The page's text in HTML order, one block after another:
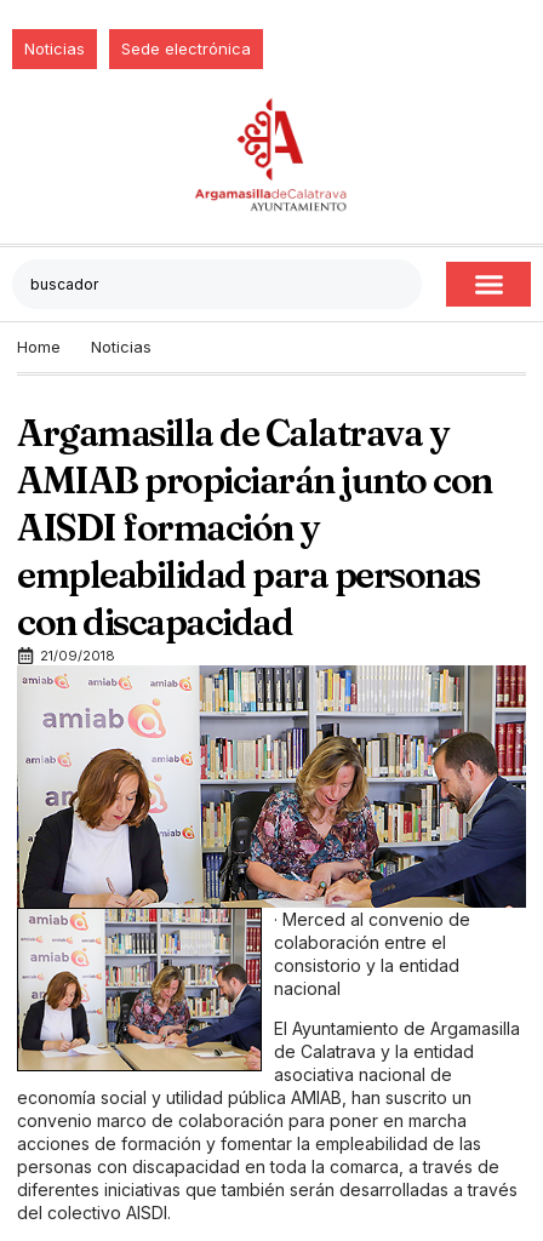
Noticias Sede electrónica
Home Noticias
Argamasilla de Calatrava y
AMIAB propiciarán junto con
AISDI formación y
empleabilidad para personas
con discapacidad
21/09/2018
· Merced al convenio de
colaboración entre el
consistorio y la entidad
nacional
El Ayuntamiento de Argamasilla
de Calatrava y la entidad
asociativa nacional de
economía social y utilidad pública AMIAB, han suscrito un
convenio marco de colaboración para poner en marcha
acciones de formación y fomentar la empleabilidad de las
personas con discapacidad en toda la comarca, a través de
diferentes iniciativas que también serán desarrolladas a través
del colectivo AISDI.